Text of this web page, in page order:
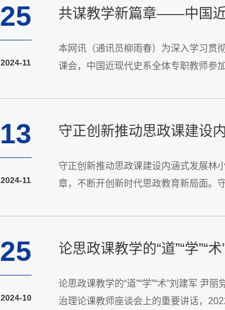
25
2024-11
共谋教学新篇章——中国
本网讯（通讯员柳雨春）为深入学习贯
课会，中国近现代史系全体专职教师参
13
2024-11
守正创新推动思政课建设
守正创新推动思政课建设内涵式发展林
章，不断开创新时代思政教育新局面。
25
2024-10
论思政课教学的“道”“学”“术
论思政课教学的“道”“学”“术”刘建军
治理论课教师座谈会上的重要讲话，